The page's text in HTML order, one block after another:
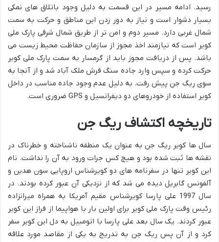
رسید. ادامه مسیر در این قسمت به دلیل وجود باتلاق های نمکی
بسیار دشوار است و نیاز به دور زدن این مناطق و حرکت به سمت
شمال غربی دارد. مسیر دوم و امن تر از طریق شمال شرقی پارک ملی
کویر است که نیازمند اخذ مجوز از سازمان حفاظت محیط زیست می
باشد. پس از دریافت مجوز باید از گرمسار به سمت پارک ملی کویر
حرکت کرده و سپس وارد جاده سنگ فرش ملک آباد شد و از آنجا به
سوی ریگ جن پیش رفت. به دلیل عدم وجود جاده مناسب در داخل
کویر استفاده از خودروهای دو دیفرانسیل و GPS ضروری است.
تاریخچه اکتشاف ریگ جن
سال ها کویر ریگ جن به عنوان یک منطقه ناشناخته و خطرناک در
نقشه ها ثبت شده بود و هیچ کس جرات ورود به آن را نداشت. نام
این کویر تنها در سفرنامه های دو کویرشناس اروپایی سون هدین و
آلفونس گابریل دیده می شد که از نزدیکی آن عبور کرده بودند. در
سال 1997 علی پارسا کویرشناس مقیم آمریکا به همراه میرانزاده
رئیس وقت پارک ملی کویر برای اولین بار با هواپیما از فراز این کویر
عبور کردند. یک سال بعد علی پارسا با اتومبیل به دل این کویر سفر
کرد و از آن پس ریگ جن به تدریج به یکی از مقاصد مورد علاقه